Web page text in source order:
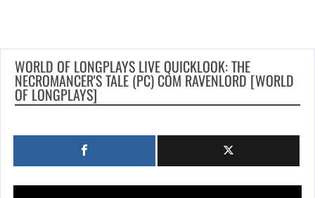
WORLD OF LONGPLAYS LIVE QUICKLOOK: THE
NECROMANCER'S TALE (PC) COM RAVENLORD [WORLD
OF LONGPLAYS]